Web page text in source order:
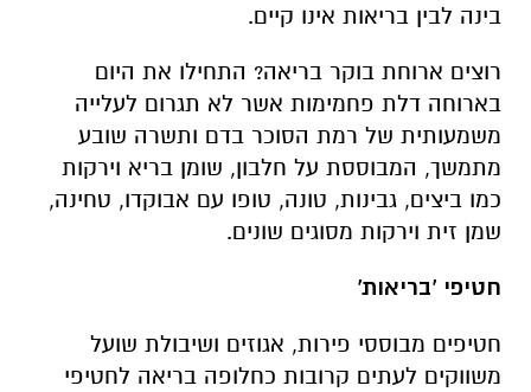
בינה לבין בריאות אינו קיים.
רוצים ארוחת בוקר בריאה? התחילו את היום
בארוחה דלת פחמימות אשר לא תגרום לעלייה
משמעותית של רמת הסוכר בדם ותשרה שובע
מתמשך, המבוססת על חלבון, שומן בריא וירקות
כמו ביצים, גבינות, טונה, טופו עם אבוקדו, טחינה,
שמן זית וירקות מסוגים שונים.
חטיפי 'בריאות'
חטיפים מבוססי פירות, אגוזים ושיבולת שועל
משווקים לעתים קרובות כחלופה בריאה לחטיפי